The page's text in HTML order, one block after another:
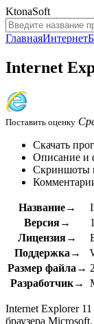
KtonaSoft
ГлавнаяИнтернет
Internet
Поставить оценку
Скачать
Описание и
Скриншоты
Название→
Версия→
Лицензия→
Поддержка→
Размер файла→
Разработчик→
Internet Explorer
браузера